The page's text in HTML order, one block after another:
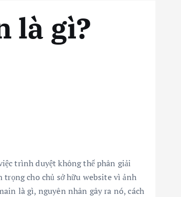
là gì?
trình duyệt không thể phân giải
cho chủ sở hữu website vì ảnh
là gì, nguyên nhân gây ra nó, cách